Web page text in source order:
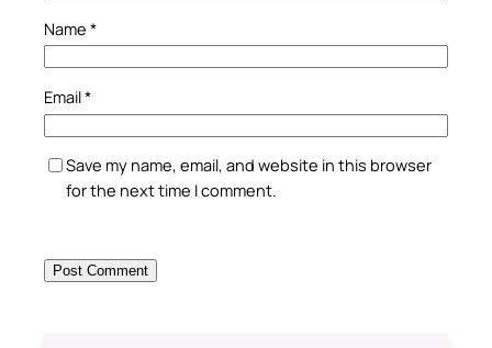
Name *
Email*
Save my name, email, and website in this browser
for the next time I comment.